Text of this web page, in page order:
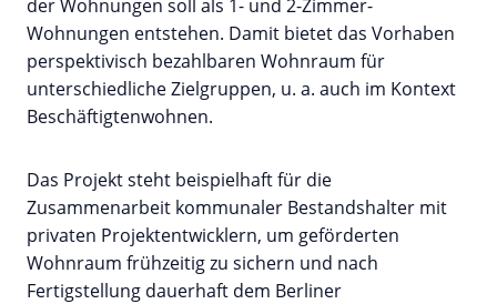
der Wohnungen soll als 1- und 2-Zimmer-
Wohnungen entstehen. Damit bietet das Vorhaben
perspektivisch bezahlbaren Wohnraum für
unterschiedliche Zielgruppen, u. a. auch im Kontext
Beschäftigtenwohnen.
Das Projekt steht beispielhaft für die
Zusammenarbeit kommunaler Bestandshalter mit
privaten Projektentwicklern, um geförderten
Wohnraum frühzeitig zu sichern und nach
Fertigstellung dauerhaft dem Berliner